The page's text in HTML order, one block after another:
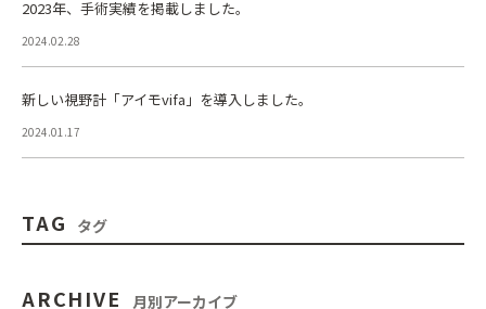
2023年、手術実績を掲載しました。
2024.02.28
新しい視野計「アイモvifa」を導入しました。
2024.01.17
TAG タグ
ARCHIVE 月別アーカイブ